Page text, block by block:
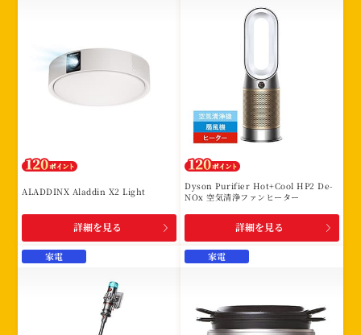
ALADDINX Aladdin X2 Light
詳細を見る
Dyson Purifier Hot+Cool HP2 De-
NOx 空気清浄ファンヒーター
詳細を見る
家電 家電